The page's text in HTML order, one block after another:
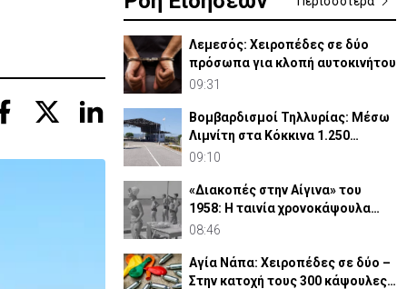
Λεμεσός: Χειροπέδες σε δύο
πρόσωπα για κλοπή αυτοκινήτου
09:31
Βομβαρδισμοί Τηλλυρίας: Μέσω
Λιμνίτη στα Κόκκινα 1.250
Τουρκοκύπριοι
09:10
«Διακοπές στην Αίγινα» του
1958: Η ταινία χρονοκάψουλα
μιας Ελλάδας που χάθηκε
08:46
Αγία Νάπα: Χειροπέδες σε δύο –
Στην κατοχή τους 300 κάψουλες